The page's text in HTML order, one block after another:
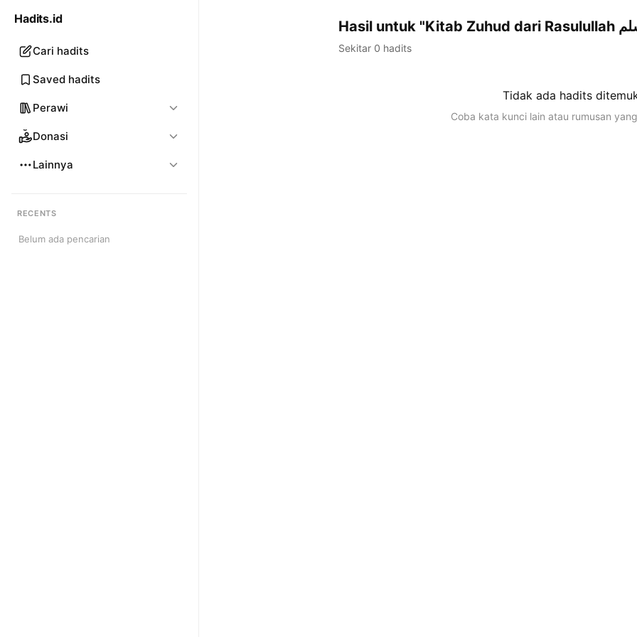
Hadits.id
Cari hadits
Saved hadits
Perawi
Donasi
Lainnya
RECENTS
Belum ada pencarian
Sekitar 0 hadits
Tidak ada hadits
Coba kata kunci lain atau rumusan